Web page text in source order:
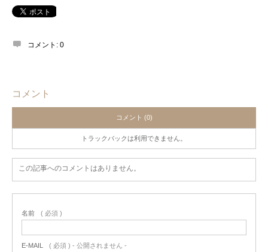
コメント: 0
コメント
コメント (0)
トラックバックは利用できません。
この記事へのコメントはありません。
名前 ( 必須 )
E-MAIL ( 必須 ) - 公開されません -